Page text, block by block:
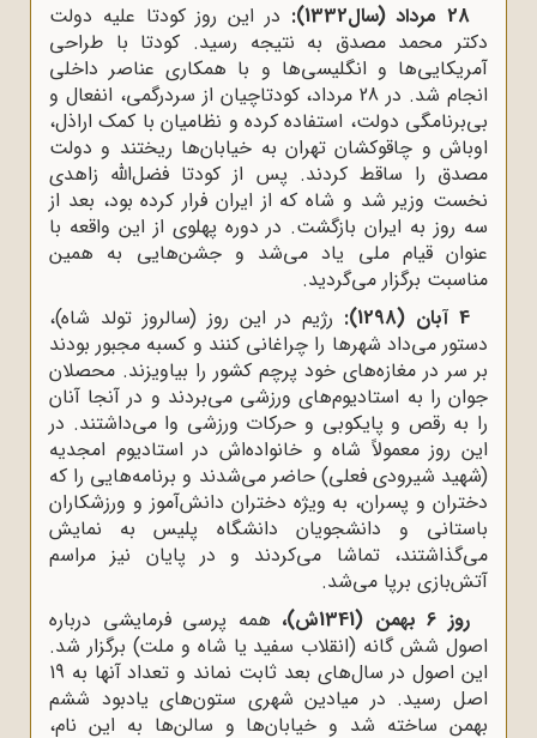
28 مرداد (سال1332):
در این روز کودتا علیه دولت
دکتر محمد مصدق به نتیجه رسید. کودتا با طراحی
آمریکایی‌ها و انگلیسی‌ها و با همکاری عناصر داخلی
انجام شد. در 28 مرداد، کودتاچیان از سردرگمی، انفعال و
بی‌برنامگی دولت، استفاده کرده و نظامیان با کمک اراذل،
اوباش و چاقوکشان تهران به خیابان‌ها ریختند و دولت
مصدق را ساقط کردند. پس از کودتا فضل‌الله زاهدی
نخست ‌وزیر شد و شاه که از ایران فرار کرده بود، بعد از
سه روز به ایران بازگشت. در دوره پهلوی از این واقعه با
عنوان قیام ملی یاد می‌شد و جشن‌هایی به همین
مناسبت برگزار می‌گردید.
رژیم در این روز (سالروز تولد شاه)،
دستور می‌داد شهرها را چراغانی کنند و کسبه مجبور بودند
بر سر در مغازه‌های خود پرچم کشور را بیاویزند. محصلان
جوان را به استادیوم‌های ورزشی می‌بردند و در آنجا آنان
را به رقص و پایکوبی و حرکات ورزشی وا می‌داشتند. در
این روز معمولاً شاه و خانواده‌اش در استادیوم امجدیه
(شهید شیرودی فعلی) حاضر می‌شدند و برنامه‌هایی را که
دختران و پسران، به ویژه دختران دانش‌آموز و ورزشکاران
باستانی و دانشجویان دانشگاه پلیس به نمایش
می‌گذاشتند، تماشا می‌کردند و در پایان نیز مراسم
آتش‌بازی برپا می‌شد.
روز 6 بهمن (1341ش)،
همه پرسی فرمایشی درباره
اصول شش گانه (انقلاب سفید یا شاه و ملت) برگزار شد.
این اصول در سال‌های بعد ثابت نماند و تعداد آنها به 19
اصل رسید. در میادین شهری ستون‌های یادبود ششم
بهمن ساخته شد و خیابان‌ها و سالن‌ها به این نام،